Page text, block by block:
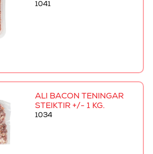
1041
ALI BACON TENINGAR
STEIKTIR +/- 1 KG.
1034